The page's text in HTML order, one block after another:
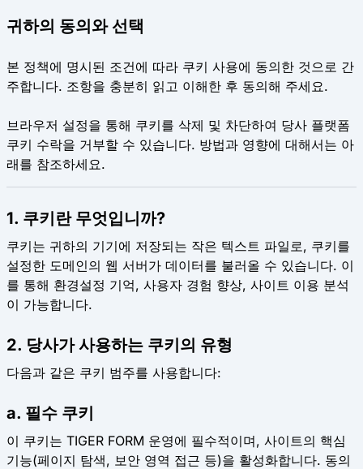
귀하의 동의와 선택
본 정책에 명시된 조건에 따라 쿠키 사용에 동의한 것으로 간
주합니다. 조항을 충분히 읽고 이해한 후 동의해 주세요.
브라우저 설정을 통해 쿠키를 삭제 및 차단하여 당사 플랫폼
쿠키 수락을 거부할 수 있습니다. 방법과 영향에 대해서는 아
래를 참조하세요.
1. 쿠키란 무엇입니까?
쿠키는 귀하의 기기에 저장되는 작은 텍스트 파일로, 쿠키를
설정한 도메인의 웹 서버가 데이터를 불러올 수 있습니다. 이
를 통해 환경설정 기억, 사용자 경험 향상, 사이트 이용 분석
이 가능합니다.
2. 당사가 사용하는 쿠키의 유형
다음과 같은 쿠키 범주를 사용합니다:
a. 필수 쿠키
이 쿠키는 TIGER FORM 운영에 필수적이며, 사이트의 핵심
기능(페이지 탐색, 보안 영역 접근 등)을 활성화합니다. 동의